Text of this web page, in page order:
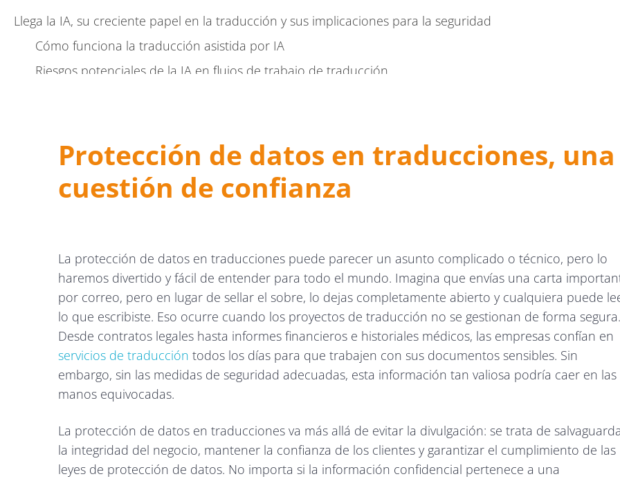
Llega la IA, su creciente papel en la traducción y sus implicaciones para la seguridad
Cómo funciona la traducción asistida por IA
Riesgos potenciales de la IA en flujos de trabajo de traducción
IA, el doble filo de la innovación y el riesgo
Riesgos de la IA en traducción y documentación
La eficacia de la tecnología depende de nuestro uso
Protección de datos en traducciones, una
cuestión de confianza
La protección de datos en traducciones puede parecer un asunto complicado o técnico, pero lo
haremos divertido y fácil de entender para todo el mundo. Imagina que envías una carta
por correo, pero en lugar de sellar el sobre, lo dejas completamente abierto y cualquiera puede
lo que escribiste. Eso ocurre cuando los proyectos de traducción no se gestionan de forma segura.
Desde contratos legales hasta informes financieros e historiales médicos, las empresas confían en
servicios de traducción todos los días para que trabajen con sus documentos sensibles. Sin
embargo, sin las medidas de seguridad adecuadas, esta información tan valiosa podría caer en las
manos equivocadas.
La protección de datos en traducciones va más allá de evitar la divulgación: se trata de
la integridad del negocio, mantener la confianza de los clientes y garantizar el cumplimiento de las
leyes de protección de datos. No importa si la información confidencial pertenece a una